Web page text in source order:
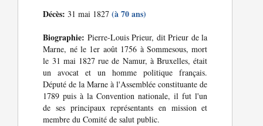
Décès: 31 mai 1827(à 70 ans)
Biographie: Pierre-Louis Prieur, dit Prieur de la
Marne, né le 1er août 1756 à Sommesous, mort
le 31 mai 1827 rue de Namur, à Bruxelles, était
un avocat et un homme politique français.
Député de la Marne à l'Assemblée constituante de
1789 puis à la Convention nationale, il fut l'un
de ses principaux représentants en mission et
membre du Comité de salut public.